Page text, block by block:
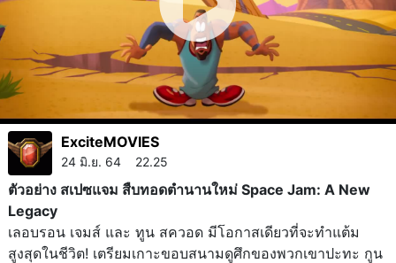
ExciteMOVIES
24 มิ.ย. 64 22.25
ตัวอย่าง สเปซแจม สืบทอดตำนานใหม่ Space Jam: A New
Legacy
เลอบรอน เจมส์ และ ทูน สควอด มีโอกาสเดียวที่จะทำแต้ม
สูงสุดในชีวิต! เตรียมเกาะขอบสนามดูศึกของพวกเขาปะทะ กูน